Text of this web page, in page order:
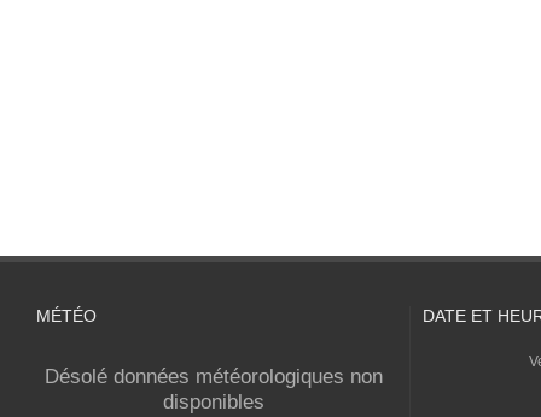
MÉTÉO
Désolé données météorologiques non
disponibles
DATE ET